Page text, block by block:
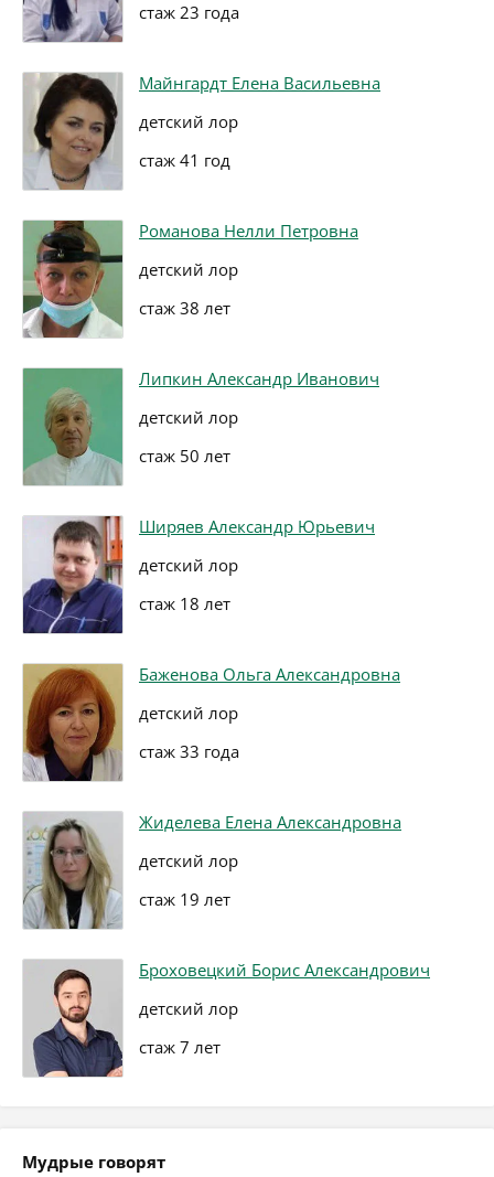
стаж 23 года
Майнгардт Елена Васильевна
детский лор
стаж 41 год
Романова Нелли Петровна
детский лор
стаж 38 лет
Липкин Александр Иванович
детский лор
стаж 50 лет
Ширяев Александр Юрьевич
детский лор
стаж 18 лет
Баженова Ольга Александровна
детский лор
стаж 33 года
Жиделева Елена Александровна
детский лор
стаж 19 лет
Броховецкий Борис Александрович
детский лор
стаж 7 лет
Мудрые говорят